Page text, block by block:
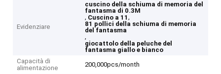
Evidenziare
cuscino della schiuma di memoria del
fantasma di 0.3M
, Cuscino a 11,
81 pollici della schiuma di memoria
del fantasma
,
giocattolo della peluche del
fantasma giallo e bianco
Capacità di
alimentazione
200,000pcs/month